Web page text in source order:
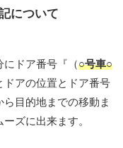
について
ドア番号『（○号車○
ドアの位置とドア番号
目的地までの移動ま
ズに出来ます。